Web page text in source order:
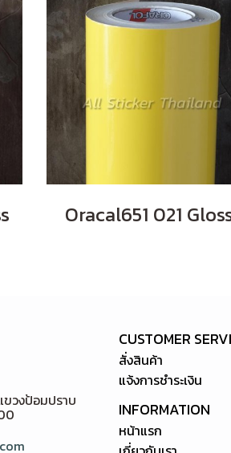
Oracal651 021
ขวงป้อมปราบ
CUSTOMER
สั่งสินค้า
แจ้งการชำระเงิน
INFORMATION
หน้าแรก